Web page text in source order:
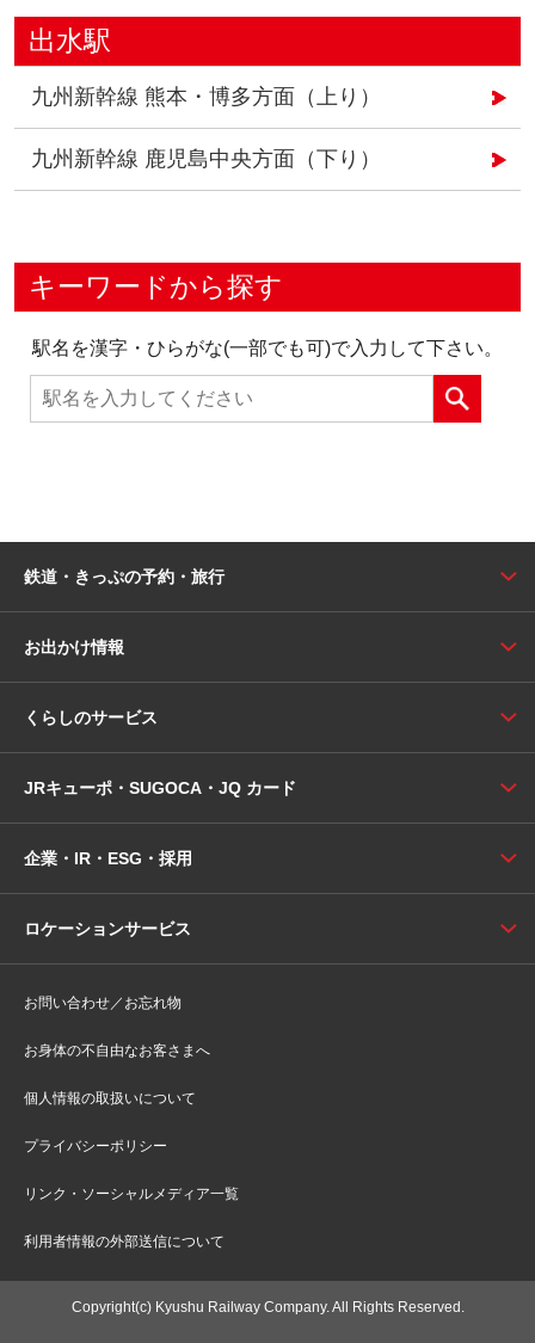
出水駅
九州新幹線 熊本・博多方面（上り）
九州新幹線 鹿児島中央方面（下り）
キーワードから探す
駅名を漢字・ひらがな(一部でも可)で入力して下さい。
鉄道・きっぷの予約・旅行
お出かけ情報
くらしのサービス
JRキューポ・SUGOCA・JQ カード
企業・IR・ESG・採用
ロケーションサービス
お問い合わせ／お忘れ物
お身体の不自由なお客さまへ
個人情報の取扱いについて
プライバシーポリシー
リンク・ソーシャルメディア一覧
利用者情報の外部送信について
Copyright(c) Kyushu Railway Company. All Rights Reserved.